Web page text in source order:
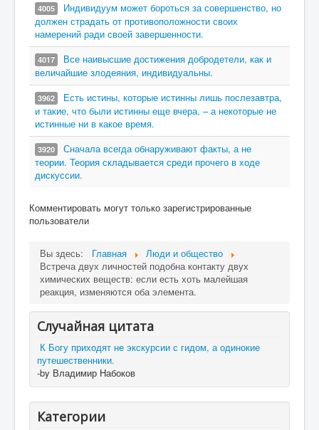
4005
Индивидуум может бороться за совершенство, но
должен страдать от противоположности своих
намерений ради своей завершенности.
4017
Все наивысшие достижения добродетели, как и
величайшие злодеяния, индивидуальны.
3962
Есть истины, которые истинны лишь послезавтра,
и такие, что были истинны еще вчера, – а некоторые не
истинные ни в какое время.
3920
Сначала всегда обнаруживают факты, а не
теории. Теория складывается среди прочего в ходе
дискуссии.
Комментировать могут только зарегистрированные
пользователи
Вы здесь: Главная
Люди и общество
Встреча двух личностей подобна контакту двух
химических веществ: если есть хоть малейшая
реакция, изменяются оба элемента.
Случайная цитата
К Богу приходят не экскурсии с гидом, а одинокие
путешественники.
-by Владимир Набоков
Категории